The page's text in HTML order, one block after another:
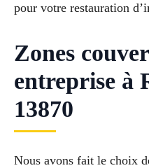
pour votre restauration
Zones
entreprise à
13870
Nous avons fait le choix